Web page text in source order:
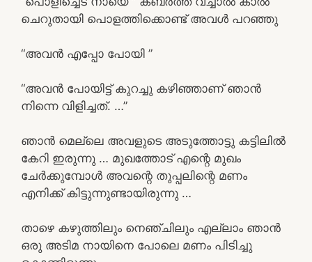
ചെറുതായി പൊളത്തിക്കൊണ്ട് അവൾ പറഞ്ഞു
“അവൻ എപ്പോ പോയി ”
“അവൻ പോയിട്ട് കുറച്ചു കഴിഞ്ഞാണ് ഞാൻ
നിന്നെ വിളിച്ചത്. …”
ഞാൻ മെല്ലെ അവളുടെ അടുത്തോട്ടു കട്ടിലിൽ
കേറി ഇരുന്നു … മുഖത്തോട് എന്റെ മുഖം
ചേർക്കുമ്പോൾ അവന്റെ തുപ്പലിന്റെ മണം
എനിക്ക് കിട്ടുന്നുണ്ടായിരുന്നു …
താഴെ കഴുത്തിലും നെഞ്ചിലും എല്ലാം ഞാൻ
ഒരു അടിമ നായിനെ പോലെ മണം പിടിച്ചു